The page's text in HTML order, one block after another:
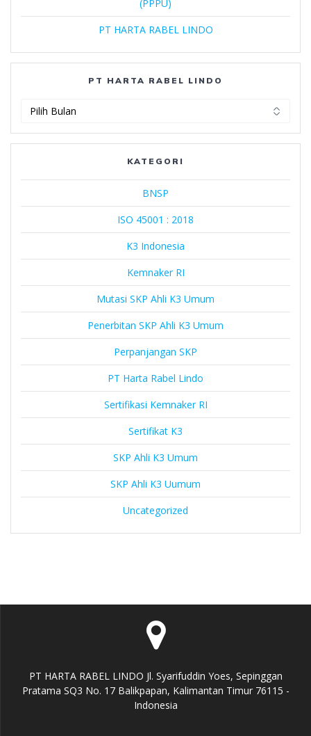
(PPPU)
PT HARTA RABEL LINDO
PT HARTA RABEL LINDO
Rabel
KATEGORI
BNSP
ISO 45001 : 2018
K3 Indonesia
Kemnaker RI
Mutasi SKP Ahli K3 Umum
Penerbitan SKP Ahli K3 Umum
Perpanjangan SKP
PT Harta Rabel Lindo
Sertifikasi Kemnaker RI
Sertifikat K3
SKP Ahli K3 Umum
SKP Ahli K3 Uumum
Uncategorized
PT HARTA RABEL LINDO Jl. Syarifuddin Yoes, Sepinggan
Pratama SQ3 No. 17 Balikpapan, Kalimantan Timur 76115 -
Indonesia